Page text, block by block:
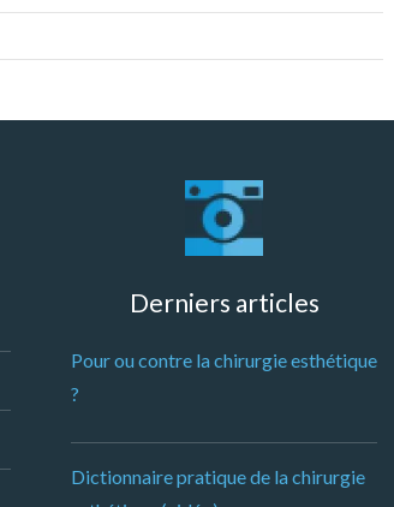
Derniers articles
Pour ou contre la chirurgie esthétique
?
Dictionnaire pratique de la chirurgie